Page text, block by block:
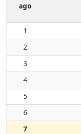
ago
1
2
3
4
5
6
7